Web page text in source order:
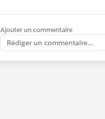
Ajouter un commentaire
Rédiger un commentaire...